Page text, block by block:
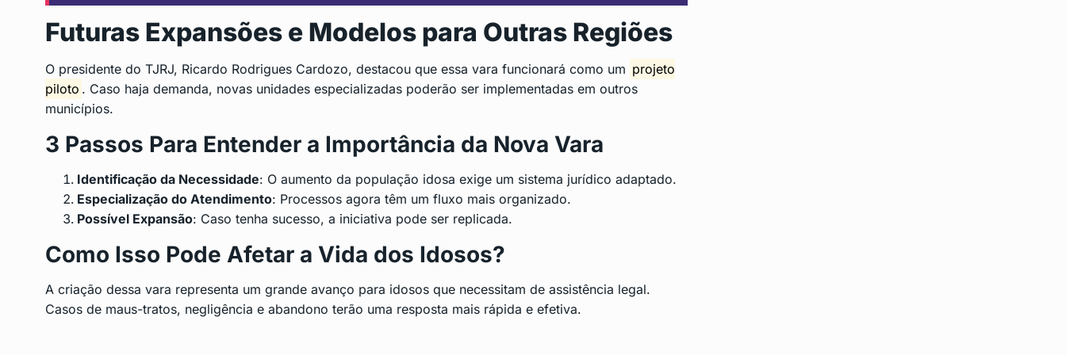
Futuras Expansões e Modelos para Outras Regiões
O presidente do TJRJ, Ricardo Rodrigues Cardozo, destacou que essa vara funcionará como um projeto
piloto . Caso haja demanda, novas unidades especializadas poderão ser implementadas em outros
municípios.
3 Passos Para Entender a Importância da Nova Vara
Identificação da Necessidade: O aumento da população idosa exige um sistema jurídico adaptado.
Especialização do Atendimento: Processos agora têm um fluxo mais organizado.
Possível Expansão: Caso tenha sucesso, a iniciativa pode ser replicada.
Como Isso Pode Afetar a Vida dos Idosos?
A criação dessa vara representa um grande avanço para idosos que necessitam de assistência legal.
Casos de maus-tratos, negligência e abandono terão uma resposta mais rápida e efetiva.